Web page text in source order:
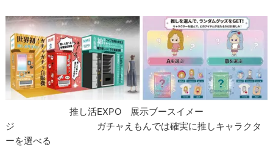
推し活EXPO 展示ブースイメー
ジ ガチャえもんでは確実に推しキャラクタ
ーを選べる